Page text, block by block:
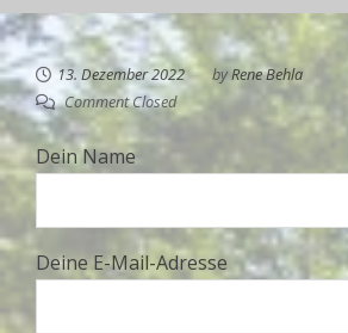
13. Dezember 2022 byRene Behla
Comment Closed
Dein Name
Deine E-Mail-Adresse